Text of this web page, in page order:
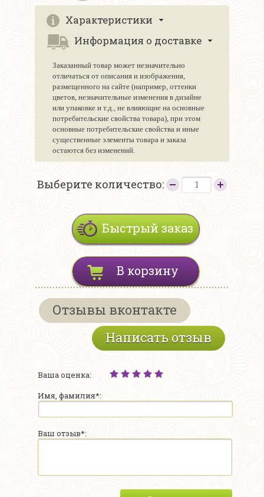
Характеристики
Информация о доставке
Заказанный товар может незначительно
отличаться от описания и изображения,
размещенного на сайте (например, оттенки
цветов, незначительные изменения в дизайне
или упаковке и т.д., не влияющие на основные
потребительские свойства товара), при этом
основные потребительские свойства и иные
существенные элементы товара и заказа
остаются без изменений.
Выберите количество:
Быстрый заказ
В корзину
Отзывы вконтакте
Написать отзыв
Ваша оценка:
Имя, фамилия*:
Ваш отзыв*: